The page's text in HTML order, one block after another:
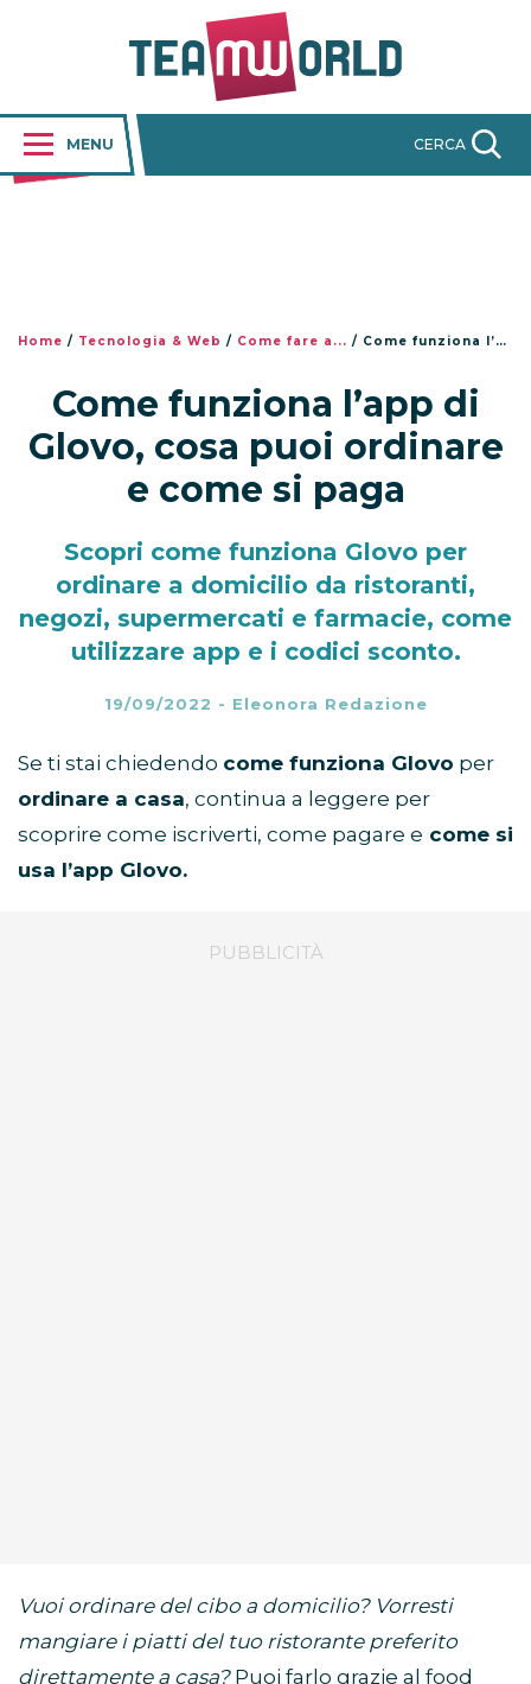
MENU CERCA
Home / Tecnologia & Web / Come fare a... / Come funziona l’app di Glovo, cosa puoi ordinare e come si paga
Come funziona l’app di
Glovo, cosa puoi ordinare
e come si paga
Scopri come funziona Glovo per
ordinare a domicilio da ristoranti,
negozi, supermercati e farmacie, come
utilizzare app e i codici sconto.
19/09/2022 - Eleonora Redazione
Se ti stai chiedendo come funziona Glovo per
ordinare a casa, continua a leggere per
scoprire come iscriverti, come pagare e come si
usa l’app Glovo.
Vuoi ordinare del cibo a domicilio? Vorresti
mangiare i piatti del tuo ristorante preferito
direttamente a casa?Puoi farlo grazie al food